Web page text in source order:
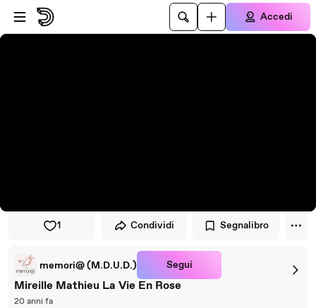
Vai al lettore
Passa al contenuto principale
Accedi
1 Condividi Segnalibro
memori@ (M.D.U.D.) Segui
Mireille Mathieu La Vie En Rose
20 anni fa